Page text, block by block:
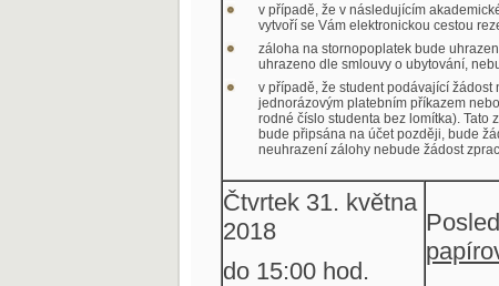
v případě, že v následujícím
vytvoří se Vám elektronickou cestou
záloha na stornopoplatek bude
uhrazeno dle smlouvy o ubytování,
v případě, že student podávající
jednorázovým platebním příkazem
rodné číslo studenta bez lomítka). Tato
bude připsána na účet později, bude
neuhrazení zálohy nebude žádost
Čtvrtek 31. května
2018
do 15:00 hod.